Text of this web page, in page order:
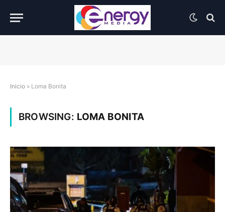
Inicio » Loma Bonita
BROWSING: LOMA BONITA